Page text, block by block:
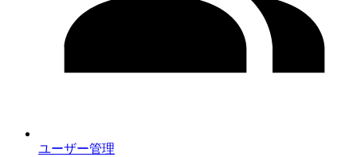
ユーザー管理